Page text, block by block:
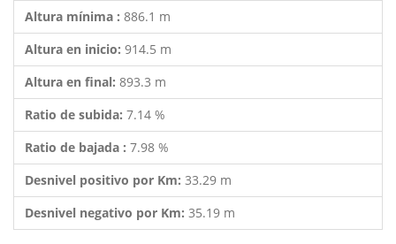
Altura mínima : 886.1 m
Altura en inicio: 914.5 m
Altura en final: 893.3 m
Ratio de subida: 7.14 %
Ratio de bajada : 7.98 %
Desnivel positivo por Km: 33.29 m
Desnivel negativo por Km: 35.19 m